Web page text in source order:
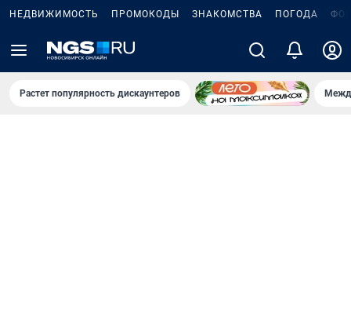
НЕДВИЖИМОСТЬ ПРОМОКОДЫ ЗНАКОМСТВА ПОГОДА
Растет популярность дискаунтеров